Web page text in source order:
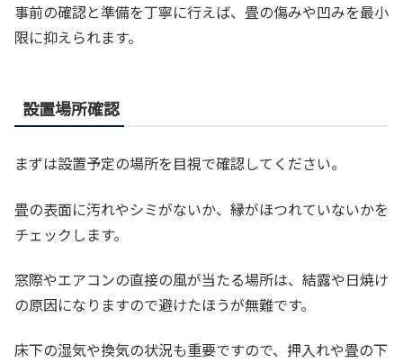
事前の確認と準備を丁寧に行えば、畳の傷みや凹みを最小
限に抑えられます。
設置場所確認
まずは設置予定の場所を目視で確認してください。
畳の表面に汚れやシミがないか、縁がほつれていないかを
チェックします。
窓際やエアコンの直接の風が当たる場所は、結露や日焼け
の原因になりますので避けたほうが無難です。
床下の湿気や換気の状況も重要ですので、押入れや畳の下